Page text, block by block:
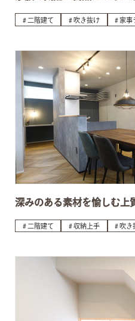
二階建て 吹き抜け 家事
深みのある素材を愉しむ上
二階建て 収納上手 吹き